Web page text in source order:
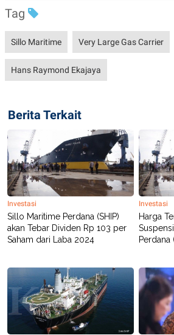
D
SITEMAPPROFILETERM
OF
USE
SIBER
PRIVACY
POLICY
Tag
Sillo Maritime Very Large Gas Carrier
Hans Raymond Ekajaya
Berita Terkait
Investasi
Sillo Maritime Perdana (SHIP)
akan Tebar Dividen Rp 103 per
Saham dari Laba 2024
Investasi
Harga
Perdana